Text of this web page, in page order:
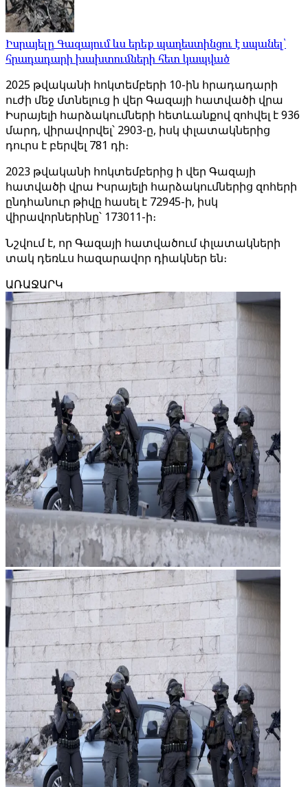
Իսրայելը Գազայում ևս երեք պաղեստինցու է սպանել՝
հրադադարի խախտումների հետ կապված
2025 թվականի հոկտեմբերի 10-ին հրադադարի
ուժի մեջ մտնելուց ի վեր Գազայի հատվածի վրա
Իսրայելի հարձակումների հետևանքով զոհվել է 936
մարդ, վիրավորվել՝ 2903-ը, իսկ փլատակներից
դուրս է բերվել 781 դի։
2023 թվականի հոկտեմբերից ի վեր Գազայի
հատվածի վրա Իսրայելի հարձակումներից զոհերի
ընդհանուր թիվը հասել է 72945-ի, իսկ
վիրավորներինը՝ 173011-ի։
Նշվում է, որ Գազայի հատվածում փլատակների
տակ դեռևս հազարավոր դիակներ են։
ԱՌԱՋԱՐԿ